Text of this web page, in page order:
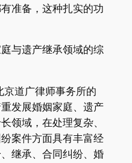
准备，这种扎实的功
与遗产继承领域的综
道广律师事务所的
发展婚姻家庭、遗产
领域，在处理复杂、
案件方面具有丰富经
继承、合同纠纷、婚